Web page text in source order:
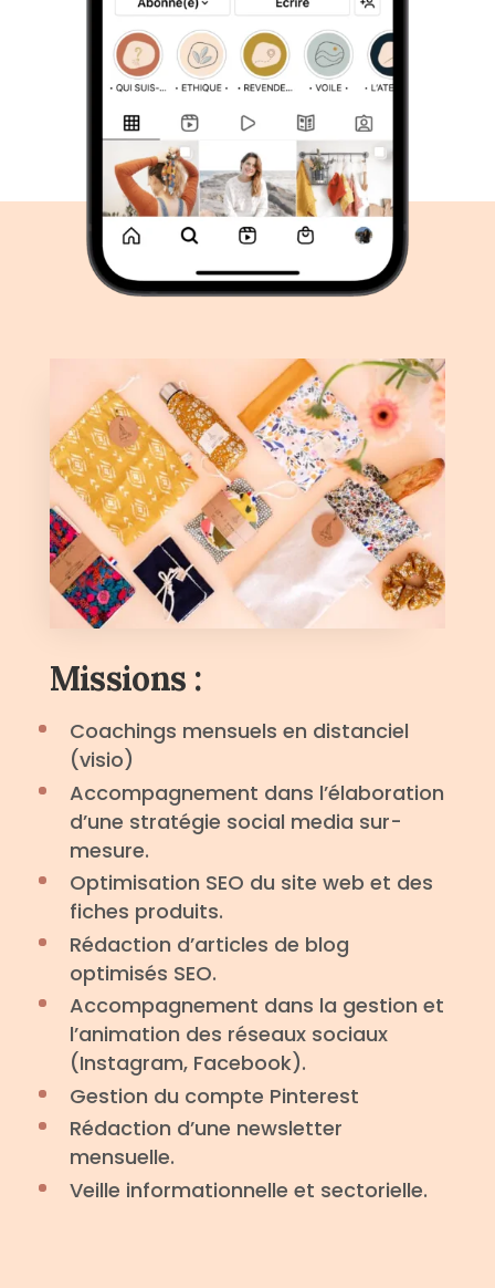
Missions :
Coachings mensuels en distanciel
(visio)
Accompagnement dans l’élaboration
d’une stratégie social media sur-
mesure.
Optimisation SEO du site web et des
fiches produits.
Rédaction d’articles de blog
optimisés SEO.
Accompagnement dans la gestion et
l’animation des réseaux sociaux
(Instagram, Facebook).
Gestion du compte Pinterest
Rédaction d’une newsletter
mensuelle.
Veille informationnelle et sectorielle.